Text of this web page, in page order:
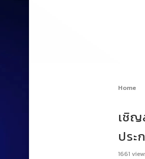
Home
เชิ
ประ
1661